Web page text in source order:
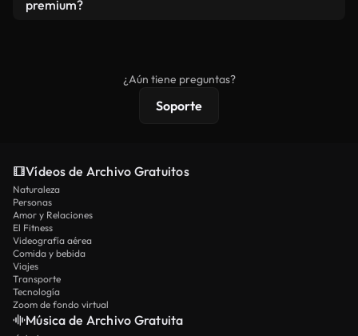
premium?
protecciones de licencia extendidas.
¿Aún tiene preguntas?
Soporte
Vídeos de Archivo Gratuitos
Naturaleza
Personas
Amor y Relaciones
El Fitness
Videografía aérea
Comida y bebida
Viajes
Transporte
Tecnología
Zoom de fondo virtual
Música de Archivo Gratuita